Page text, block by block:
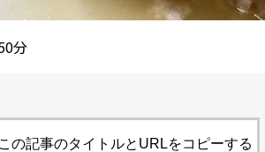
分
この記事のタイトルとURLをコピーする